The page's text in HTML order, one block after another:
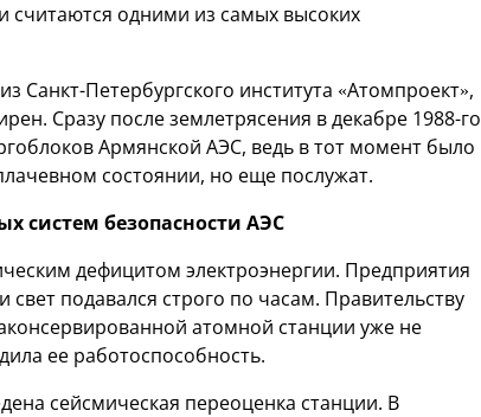
считаются одними из самых высоких
Петербургского института «Атомпроект»,
Сразу после землетрясения в декабре 1988-го
Армянской АЭС, ведь в тот момент было
состоянии, но еще послужат.
систем безопасности АЭС
дефицитом электроэнергии. Предприятия
подавался строго по часам. Правительству
атомной станции уже не
ее работоспособность.
сейсмическая переоценка станции. В